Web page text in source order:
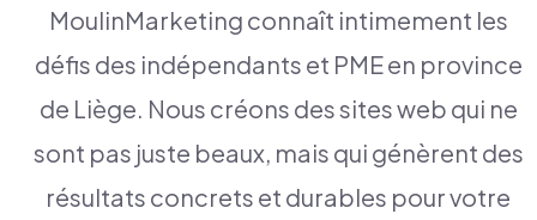
MoulinMarketing connaît intimement les
défis des indépendants et PME en province
de Liège. Nous créons des sites web qui ne
sont pas juste beaux, mais qui génèrent des
résultats concrets et durables pour votre